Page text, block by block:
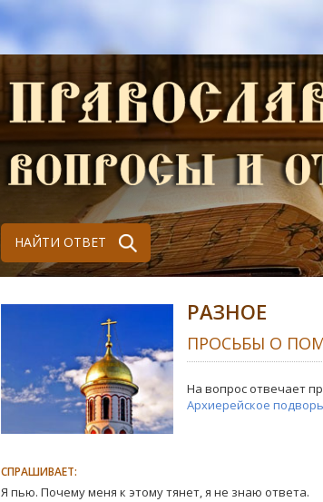
НАЙТИ ОТВЕТ
РАЗНОЕ
ПРОСЬБЫ О
На вопрос отвечает
Архиерейское
СПРАШИВАЕТ:
Я пью. Почему меня к этому тянет, я не знаю ответа.